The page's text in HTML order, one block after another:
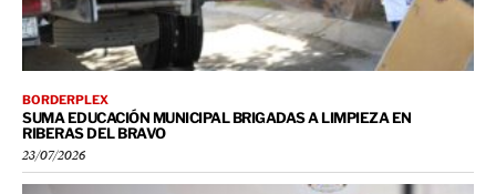
BORDERPLEX
SUMA EDUCACIÓN MUNICIPAL BRIGADAS A LIMPIEZA EN
RIBERAS DEL BRAVO
23/07/2026